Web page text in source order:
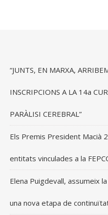
“JUNTS, EN MARXA,
INSCRIPCIONS A LA 14a
PARÀLISI CEREBRAL”
Els Premis President Macià
entitats vinculades a la
Elena Puigdevall, assumeix
una nova etapa de